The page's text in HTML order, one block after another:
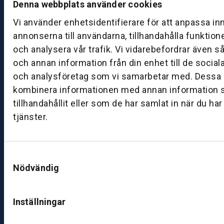
Denna webbplats använder cookies
Vi använder enhetsidentifierare för att anpassa
annonserna till användarna, tillhandahålla
och analysera vår trafik. Vi vidarebefordrar även
och annan information från din enhet till de
och analysföretag som vi samarbetar med. Dessa
kombinera informationen med annan information
tillhandahållit eller som de har samlat in när du
tjänster.
Nödvändig
Inställningar
a
g:
0
8:
–
1
7:
0
B
S